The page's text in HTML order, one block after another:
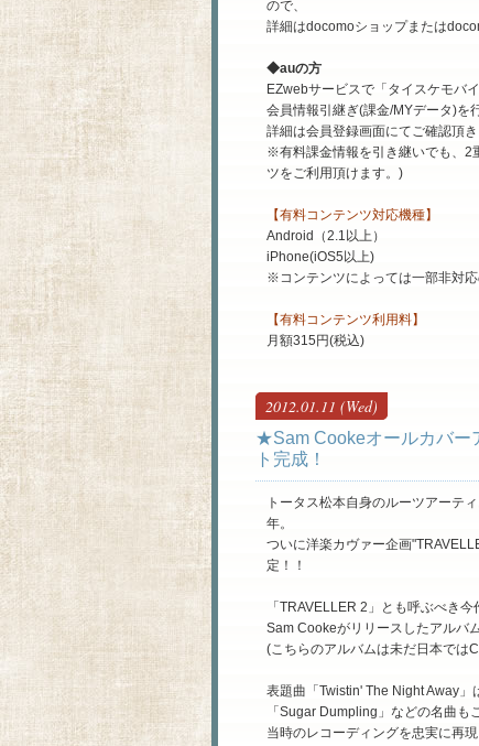
ので、
詳細はdocomoショップまたは
◆auの方
EZwebサービスで「タイスケモバ
会員情報引継ぎ(課金/MYデータ)を
詳細は会員登録画面にてご確認頂き
※有料課金情報を引き継いでも、2
ツをご利用頂けます。)
【有料コンテンツ対応機種】
Android（2.1以上）
iPhone(iOS5以上)
※コンテンツによっては一部非対応
【有料コンテンツ利用料】
月額315円(税込)
2012.01.11 (Wed)
★Sam Cookeオールカバー
ト完成！
トータス松本自身のルーツアーテ
年。
ついに洋楽カヴァー企画
定！！
「TRAVELLER 2」とも呼ぶべき
Sam Cookeがリリースしたアルバ
(こちらのアルバムは未だ日本では
表題曲「Twistin' The Night Away」
「Sugar Dumpling」などの名曲も
当時のレコーディングを忠実に再